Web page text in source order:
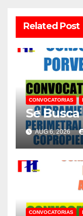
Related Post
CONVOCATORIAS
Se
AUG 6, 2026
CONVOCATORIAS